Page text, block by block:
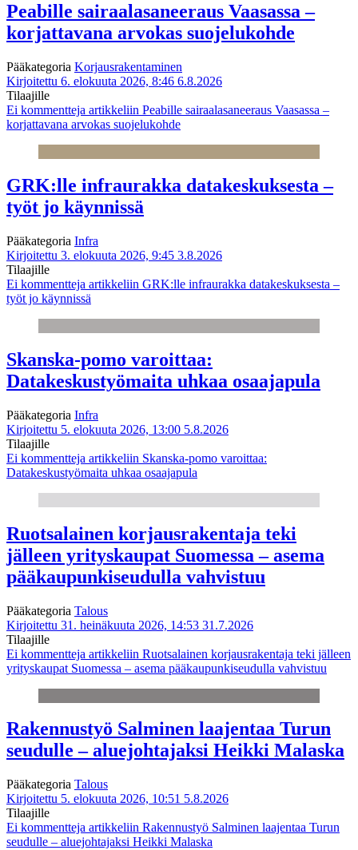
Peabille sairaalasaneeraus Vaasassa –
korjattavana arvokas suojelukohde
Pääkategoria Korjausrakentaminen
Kirjoitettu 6. elokuuta 2026, 8:46 6.8.2026
Tilaajille
Ei kommentteja artikkeliin Peabille sairaalasaneeraus Vaasassa –
korjattavana arvokas suojelukohde
GRK:lle infraurakka datakeskuksesta –
työt jo käynnissä
Pääkategoria Infra
Kirjoitettu 3. elokuuta 2026, 9:45 3.8.2026
Tilaajille
Ei kommentteja artikkeliin GRK:lle infraurakka datakeskuksesta –
työt jo käynnissä
Skanska-pomo varoittaa:
Datakeskustyömaita uhkaa osaajapula
Pääkategoria Infra
Kirjoitettu 5. elokuuta 2026, 13:00 5.8.2026
Tilaajille
Ei kommentteja artikkeliin Skanska-pomo varoittaa:
Datakeskustyömaita uhkaa osaajapula
Ruotsalainen korjausrakentaja teki
jälleen yrityskaupat Suomessa – asema
pääkaupunkiseudulla vahvistuu
Pääkategoria Talous
Kirjoitettu 31. heinäkuuta 2026, 14:53 31.7.2026
Tilaajille
Ei kommentteja artikkeliin Ruotsalainen korjausrakentaja teki jälleen
yrityskaupat Suomessa – asema pääkaupunkiseudulla vahvistuu
Rakennustyö Salminen laajentaa Turun
seudulle – aluejohtajaksi Heikki Malaska
Pääkategoria Talous
Kirjoitettu 5. elokuuta 2026, 10:51 5.8.2026
Tilaajille
Ei kommentteja artikkeliin Rakennustyö Salminen laajentaa Turun
seudulle – aluejohtajaksi Heikki Malaska